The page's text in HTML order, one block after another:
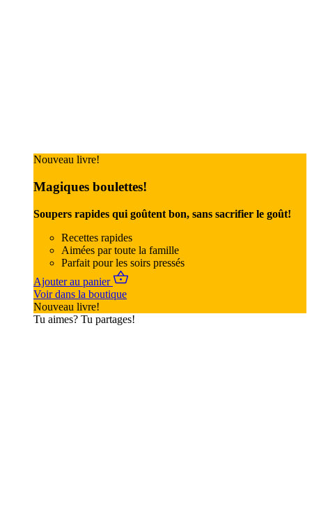
Nouveau livre!
Magiques boulettes!
Soupers rapides qui goûtent bon, sans sacrifier le goût!
Recettes rapides
Aimées par toute la famille
Parfait pour les soirs pressés
Ajouter au panier
Voir dans la boutique
Nouveau livre!
Tu aimes? Tu partages!